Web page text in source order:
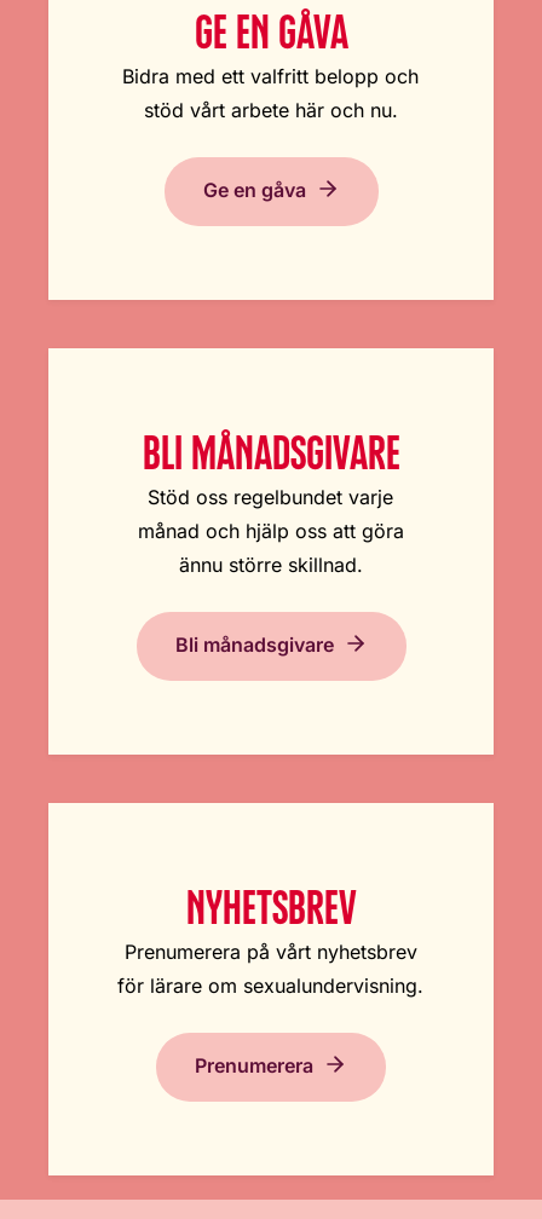
GE EN GÅVA
Bidra med ett valfritt belopp och
stöd vårt arbete här och nu.
Ge en gåva
BLI MÅNADSGIVARE
Stöd oss regelbundet varje
månad och hjälp oss att göra
ännu större skillnad.
Bli månadsgivare
NYHETSBREV
Prenumerera på vårt nyhetsbrev
för lärare om sexualundervisning.
Prenumerera